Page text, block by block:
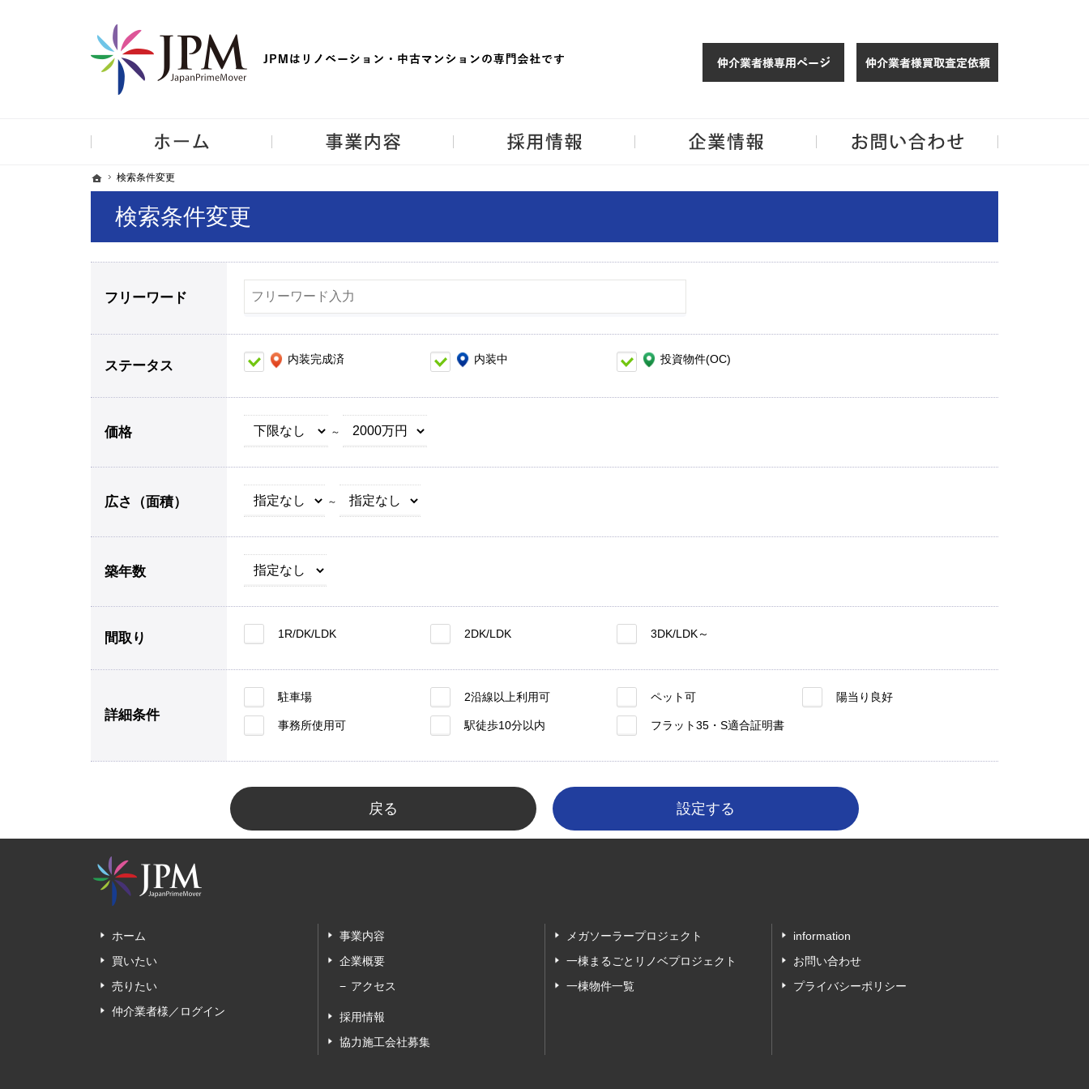
ホーム
検索条件変更
検索条件変更
フリーワード
ステータス 内装完成済 内装中 投資物件(OC)
価格 ～
広さ（面積） ～
築年数
間取り 1R/DK/LDK 2DK/LDK 3DK/LDK～
詳細条件
駐車場 2沿線以上利用可 ペット可 陽当り良好
事務所使用可 駅徒歩10分以内 フラット35・S適合証明書
戻る
ホーム
買いたい
売りたい
仲介業者様／ログイン
事業内容
企業概要
アクセス
採用情報
協力施工会社募集
メガソーラープロジェクト
一棟まるごとリノベプロジェクト
一棟物件一覧
information
お問い合わせ
プライバシーポリシー
ホーム
検索条件変更